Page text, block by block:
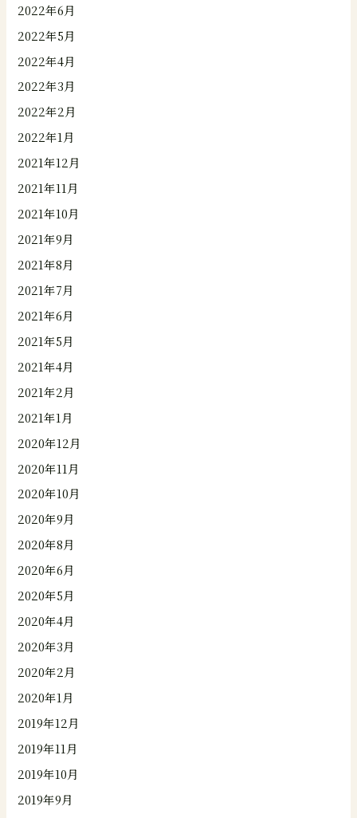
2022年6月
2022年5月
2022年4月
2022年3月
2022年2月
2022年1月
2021年12月
2021年11月
2021年10月
2021年9月
2021年8月
2021年7月
2021年6月
2021年5月
2021年4月
2021年2月
2021年1月
2020年12月
2020年11月
2020年10月
2020年9月
2020年8月
2020年6月
2020年5月
2020年4月
2020年3月
2020年2月
2020年1月
2019年12月
2019年11月
2019年10月
2019年9月